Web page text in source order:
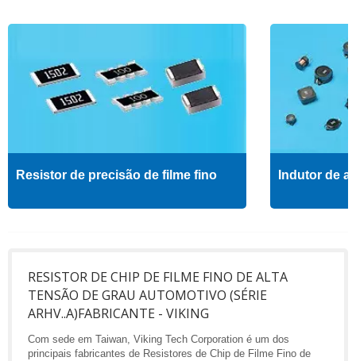
Resistor de precisão de filme fino Indutor de
RESISTOR DE CHIP DE FILME FINO DE ALTA
TENSÃO DE GRAU AUTOMOTIVO (SÉRIE
ARHV..A)FABRICANTE - VIKING
Com sede em Taiwan, Viking Tech Corporation é um dos
principais fabricantes de Resistores de Chip de Filme Fino de